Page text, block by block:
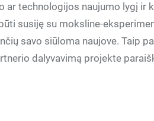
ar technologijos naujumo lygį ir
susiję su moksline-
savo siūloma naujove. Taip
dalyvavimą projekte